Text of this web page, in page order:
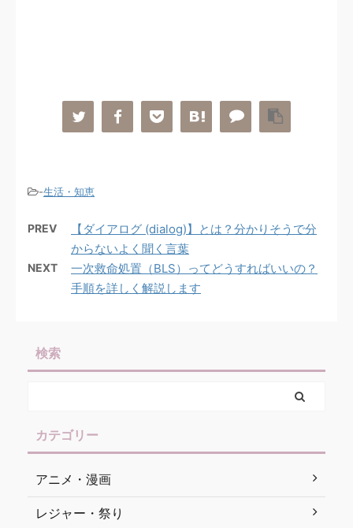
-生活・知恵
PREV
【ダイアログ (dialog)】とは？分かりそうで分
からないよく聞く言葉
NEXT
一次救命処置（BLS）ってどうすればいいの？
手順を詳しく解説します
検索
カテゴリー
アニメ・漫画
レジャー・祭り